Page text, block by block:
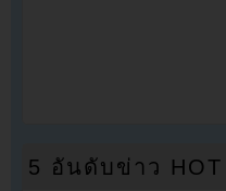
5 อันดับข่าว